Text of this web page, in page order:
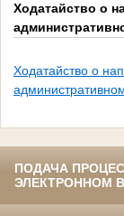
Ходатайство о
Ходатайство о
ПОДАЧА
ЭЛЕКТРОННОМ